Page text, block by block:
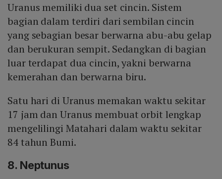
Uranus memiliki dua set cincin. Sistem
bagian dalam terdiri dari sembilan cincin
yang sebagian besar berwarna abu-abu gelap
dan berukuran sempit. Sedangkan di bagian
luar terdapat dua cincin, yakni berwarna
kemerahan dan berwarna biru.
Satu hari di Uranus memakan waktu sekitar
17 jam dan Uranus membuat orbit lengkap
mengelilingi Matahari dalam waktu sekitar
84 tahun Bumi.
8. Neptunus